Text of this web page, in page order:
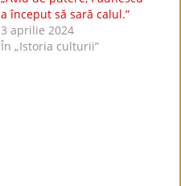
a început să sară calul.”
3 aprilie 2024
În „Istoria culturii”